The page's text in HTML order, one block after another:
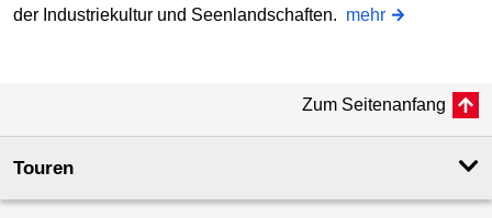
der Industriekultur und Seenlandschaften. mehr
Zum Seitenanfang
Touren